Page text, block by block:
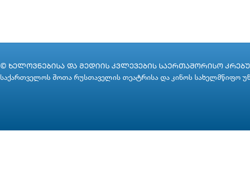
© ᲮᲔᲚᲝᲕᲜᲔᲑᲘᲡᲐ ᲓᲐ ᲛᲔᲓᲘᲘᲡ ᲙᲕᲚᲔᲕᲔᲑᲘᲡ ᲡᲐᲔᲠᲗᲐᲨᲝᲠᲘᲡᲝ
საქართველოს შოთა რუსთაველის თეატრისა და კინოს სახელმწიფო